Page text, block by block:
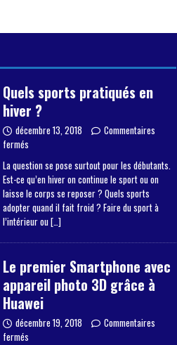
Quels sports pratiqués en
hiver ?
décembre 13, 2018
Commentaires
fermés
La question se pose surtout pour les débutants.
Est-ce qu’en hiver on continue le sport ou on
laisse le corps se reposer ? Quels sports
adopter quand il fait froid ? Faire du sport à
l’intérieur ou […]
Le premier Smartphone avec
appareil photo 3D grâce à
Huawei
décembre 19, 2018
Commentaires
fermés